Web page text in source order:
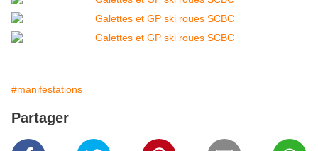
#manifestations
Partager